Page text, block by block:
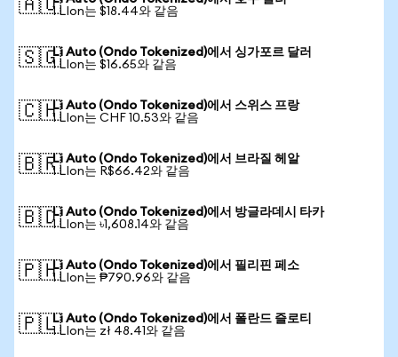
🇦🇺1 LIon는 $18.44와 같음
🇸🇬Li Auto (Ondo Tokenized)에서 싱가포르 달러
1 LIon는 $16.65와 같음
🇨🇭Li Auto (Ondo Tokenized)에서 스위스 프랑
1 LIon는 CHF 10.53와 같음
🇧🇷Li Auto (Ondo Tokenized)에서 브라질 헤알
1 LIon는 R$66.42와 같음
🇧🇩Li Auto (Ondo Tokenized)에서 방글라데시 타카
1 LIon는 ৳1,608.14와 같음
🇵🇭Li Auto (Ondo Tokenized)에서 필리핀 페소
1 LIon는 ₱790.96와 같음
🇵🇱Li Auto (Ondo Tokenized)에서 폴란드 즐로티
1 LIon는 zł 48.41와 같음